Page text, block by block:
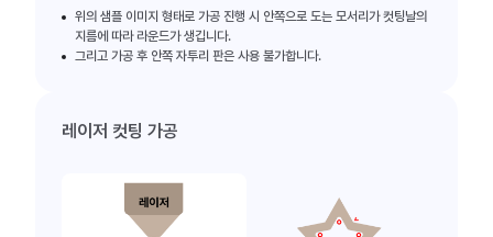
위의 샘플 이미지 형태로 가공 진행 시 안쪽으로 도는 모서리가 컷팅날의
지름에 따라 라운드가 생깁니다.
그리고 가공 후 안쪽 자투리 판은 사용 불가합니다.
레이저 컷팅 가공